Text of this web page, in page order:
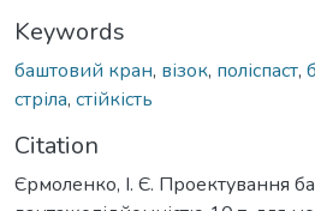
Keywords
баштовий кран, візок, поліспаст,
стріла, стійкість
Citation
Єрмоленко, І. Є. Проектування